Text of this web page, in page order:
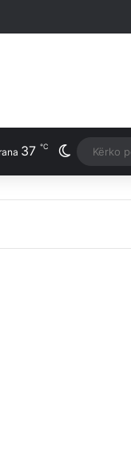
37 ℃ Switch